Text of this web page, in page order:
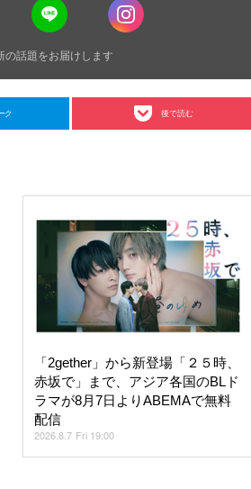
の話題をお届けします
ク 後で読む
「2gether」から新登場「２５時、
赤坂で」まで、アジア各国のBLド
ラマが8月7日よりABEMAで無料
配信
2026.8.7 Fri 19:00